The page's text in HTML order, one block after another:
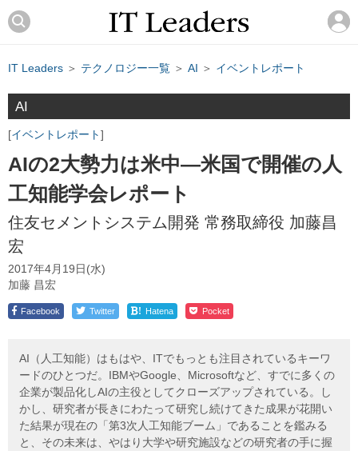
IT Leaders ＞ テクノロジー一覧 ＞ AI ＞ イベントレポート
AI
イベントレポート
AIの2大勢力は米中―米国で開催の人
工知能学会レポート
住友セメントシステム開発 常務取締役 加藤昌
宏
2017年4月19日(水)
加藤 昌宏
Facebook Twitter ! Hatena Pocket
AI（人工知能）はもはや、ITでもっとも注目されているキーワ
ードのひとつだ。IBMやGoogle、Microsoftなど、すでに多くの
企業が製品化しAIの主役としてクローズアップされている。し
かし、研究者が長きにわたって研究し続けてきた成果が花開い
た結果が現在の「第3次人工知能ブーム」であることを鑑みる
と、その未来は、やはり大学や研究施設などの研究者の手に握